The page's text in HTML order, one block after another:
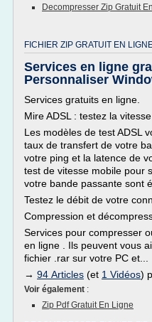
Decompresser Zip Gratuit
FICHIER ZIP GRATUIT EN
Services en ligne
Personnaliser
Services gratuits en ligne.
Mire ADSL : testez la
Les modèles de test ADSL
taux de transfert de votre
votre ping et la latence de
test de vitesse mobile pour
votre bande passante sont
Testez le débit de votre
Compression et
Services pour compresser
en ligne . Ils peuvent vous
fichier .rar sur votre PC et...
→ 94 Articles (et 1 Vidéos)
Voir également :
Zip Pdf Gratuit En Ligne